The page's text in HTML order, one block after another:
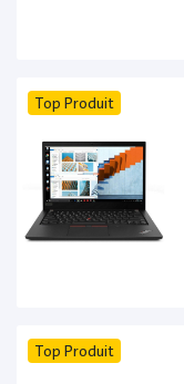
Top Produit
Top Produit